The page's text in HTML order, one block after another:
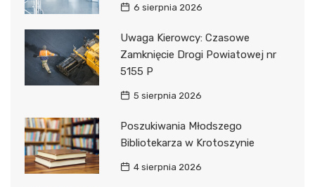
6 sierpnia 2026
Uwaga Kierowcy: Czasowe
Zamknięcie Drogi Powiatowej nr
5155 P
5 sierpnia 2026
Poszukiwania Młodszego
Bibliotekarza w Krotoszynie
4 sierpnia 2026